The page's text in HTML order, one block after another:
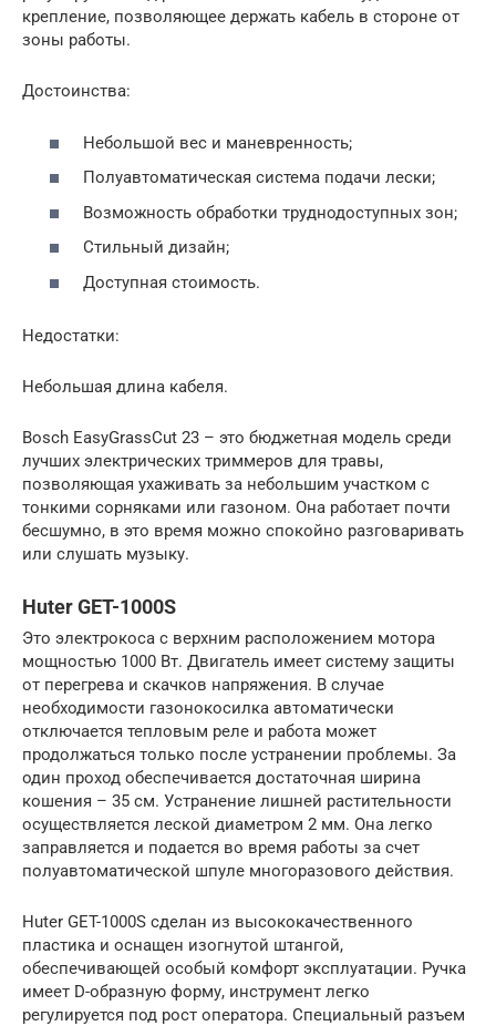
крепление, позволяющее держать кабель в стороне от
зоны работы.
Достоинства:
Небольшой вес и маневренность;
Полуавтоматическая система подачи лески;
Возможность обработки труднодоступных зон;
Стильный дизайн;
Доступная стоимость.
Недостатки:
Небольшая длина кабеля.
Bosch EasyGrassCut 23 – это бюджетная модель среди
лучших электрических триммеров для травы,
позволяющая ухаживать за небольшим участком с
тонкими сорняками или газоном. Она работает почти
бесшумно, в это время можно спокойно разговаривать
или слушать музыку.
Huter GET-1000S
Это электрокоса с верхним расположением мотора
мощностью 1000 Вт. Двигатель имеет систему защиты
от перегрева и скачков напряжения. В случае
необходимости газонокосилка автоматически
отключается тепловым реле и работа может
продолжаться только после устранении проблемы. За
один проход обеспечивается достаточная ширина
кошения – 35 см. Устранение лишней растительности
осуществляется леской диаметром 2 мм. Она легко
заправляется и подается во время работы за счет
полуавтоматической шпуле многоразового действия.
Huter GET-1000S сделан из высококачественного
пластика и оснащен изогнутой штангой,
обеспечивающей особый комфорт эксплуатации. Ручка
имеет D-образную форму, инструмент легко
регулируется под рост оператора. Специальный разъем